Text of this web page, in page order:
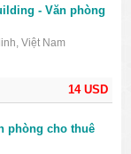
14 USD
- Văn phòng
Việt Nam
phòng cho thuê